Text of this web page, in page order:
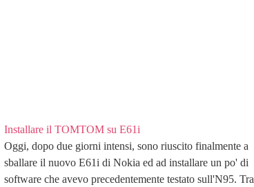
Installare il TOMTOM su E61i
Oggi, dopo due giorni intensi, sono riuscito finalmente a
sballare il nuovo E61i di Nokia ed ad installare un po' di
software che avevo precedentemente testato sull'N95. Tra